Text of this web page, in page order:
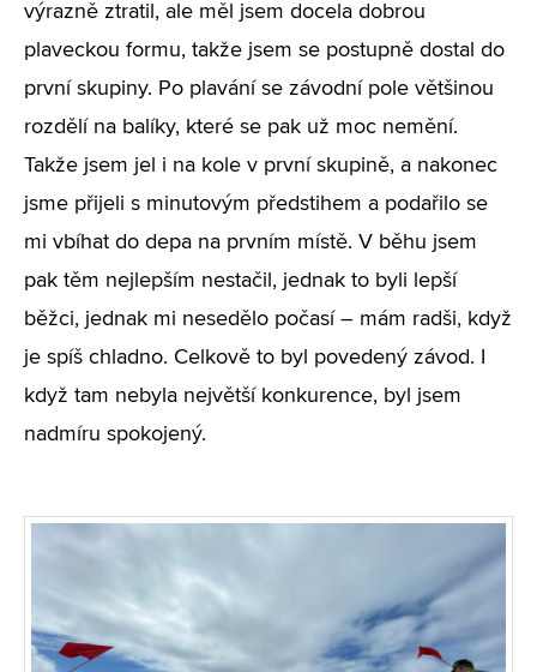
výrazně ztratil, ale měl jsem docela dobrou
plaveckou formu, takže jsem se postupně dostal do
první skupiny. Po plavání se závodní pole většinou
rozdělí na balíky, které se pak už moc nemění.
Takže jsem jel i na kole v první skupině, a nakonec
jsme přijeli s minutovým předstihem a podařilo se
mi vbíhat do depa na prvním místě. V běhu jsem
pak těm nejlepším nestačil, jednak to byli lepší
běžci, jednak mi nesedělo počasí – mám radši, když
je spíš chladno. Celkově to byl povedený závod. I
když tam nebyla největší konkurence, byl jsem
nadmíru spokojený.